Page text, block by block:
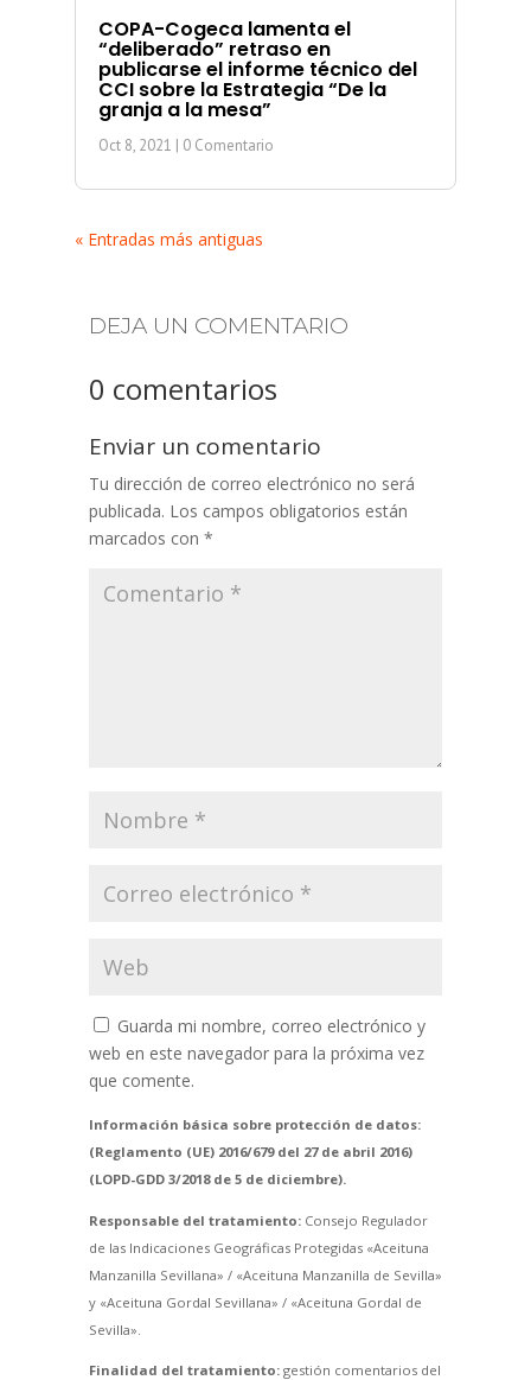
COPA-Cogeca lamenta el
“deliberado” retraso en
publicarse el informe técnico del
CCI sobre la Estrategia “De la
granja a la mesa”
Oct 8, 2021 | 0 Comentario
« Entradas más antiguas
DEJA UN COMENTARIO
0 comentarios
Enviar un comentario
Tu dirección de correo electrónico no será
publicada. Los campos obligatorios están
marcados con *
Guarda mi nombre, correo electrónico y
web en este navegador para la próxima vez
que comente.
Información básica sobre protección de datos:
(Reglamento (UE) 2016/679 del 27 de abril 2016)
(LOPD-GDD 3/2018 de 5 de diciembre).
Responsable del tratamiento:Consejo Regulador
de las Indicaciones Geográficas Protegidas «Aceituna
Manzanilla Sevillana» / «Aceituna Manzanilla de Sevilla»
y «Aceituna Gordal Sevillana» / «Aceituna Gordal de
Sevilla».
Finalidad del tratamiento:gestión comentarios del